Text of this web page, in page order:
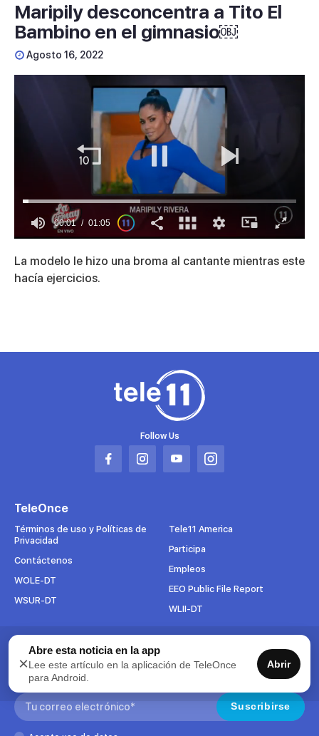
Maripily desconcentra a Tito El
Bambino en el gimnasio￼
Agosto 16, 2022
of
1
minute,
00:01 01:05
La modelo le hizo una broma al cantante mientras este
hacía ejercicios.
Follow Us
Abrir
pestaña
Abrir
pestaña
Abrir
pestaña
Abrir
pestaña
TeleOnce
Términos de uso y Políticas de
Privacidad
Contáctenos
WOLE-DT
WSUR-DT
Tele11 America
Participa
Empleos
EEO Public File Report
WLII-DT
Suscríbete al boletín
Para mantenerse al tanto de todo lo que pasa en TeleOnce,
suscríbase ahora a nuestros boletines.
Search: Suscribirse
×
Abre esta noticia en la app
Lee este artículo en la aplicación de TeleOnce
para Android.
Abrir